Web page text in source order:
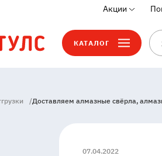
Акции
КАТАЛОГ
/Доставляем алмазные свёрла,
07.04.2022